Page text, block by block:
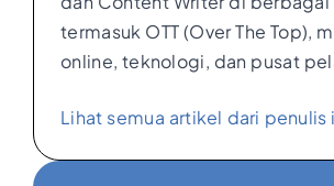
termasuk OTT (Over The Top),
online, teknologi, dan pusat
Lihat semua artikel dari penulis